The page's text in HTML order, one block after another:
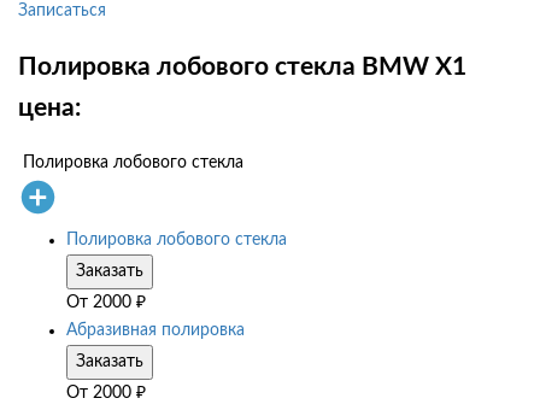
Записаться
Полировка лобового стекла BMW X1
цена:
Полировка лобового стекла
Полировка лобового стекла
Заказать
От 2000 ₽
Абразивная полировка
Заказать
От 2000 ₽